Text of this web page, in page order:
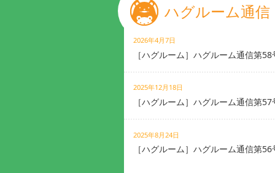
ハグルーム通信
2026年4月7日
［ハグルーム］ハグルーム通信第58
2025年12月18日
［ハグルーム］ハグルーム通信第57
2025年8月24日
［ハグルーム］ハグルーム通信第56